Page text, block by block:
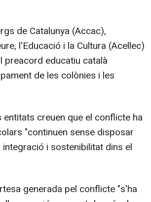
de Catalunya (Accac),
l'Educació i la Cultura (Acellec)
preacord educatiu català
de les colònies i les
creuen que el conflicte ha
"continuen sense disposar
i sostenibilitat dins el
generada pel conflicte "s'ha